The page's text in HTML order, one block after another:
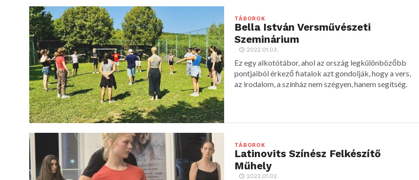
TÁBOROK
Bella István Versművészeti
Szeminárium
2022.01.03.
Ez egy alkotótábor, ahol az ország legkülönbözőbb
pontjaiból érkező fiatalok azt gondolják, hogy a vers,
az irodalom, a színház nem szégyen, hanem segítség.
TÁBOROK
Latinovits Színész Felkészítő
Műhely
2022.01.02.